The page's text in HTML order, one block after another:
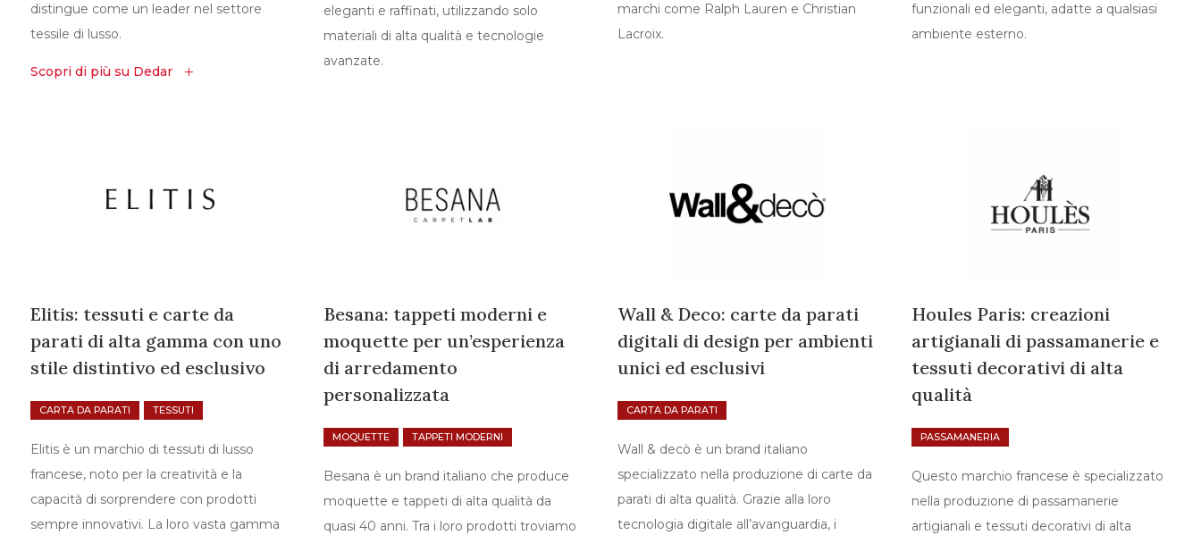
distingue come un leader nel settore
tessile di lusso.
Scopri di più su Dedar L
eleganti e raffinati, utilizzando solo
materiali di alta qualità e tecnologie
avanzate.
marchi come Ralph Lauren e Christian
Lacroix.
funzionali ed eleganti, adatte a qualsiasi
ambiente esterno.
Elitis: tessuti e carte da
parati di alta gamma con uno
stile distintivo ed esclusivo
CARTA DA PARATI TESSUTI
Elitis è un marchio di tessuti di lusso
francese, noto per la creatività e la
capacità di sorprendere con prodotti
sempre innovativi. La loro vasta gamma
Besana: tappeti moderni e
moquette per un’esperienza
di arredamento
personalizzata
MOQUETTE TAPPETI MODERNI
Besana è un brand italiano che produce
moquette e tappeti di alta qualità da
quasi 40 anni. Tra i loro prodotti troviamo
Wall & Deco: carte da parati
digitali di design per ambienti
unici ed esclusivi
CARTA DA PARATI
Wall & decò è un brand italiano
specializzato nella produzione di carte da
parati di alta qualità. Grazie alla loro
tecnologia digitale all’avanguardia, i
Houles Paris: creazioni
artigianali di passamanerie e
tessuti decorativi di alta
qualità
PASSAMANERIA
Questo marchio francese è specializzato
nella produzione di passamanerie
artigianali e tessuti decorativi di alta